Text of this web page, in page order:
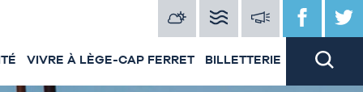
VIVRE À LÈGE-CAP FERRET BILLETTERIE